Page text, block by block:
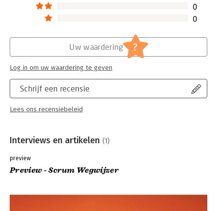
0
0
Schrijf een recensie
Lees ons recensiebeleid
Uw waardering ?
Log in om uw waardering te geven
Interviews en artikelen (1)
preview
Preview - Scrum Wegwijzer